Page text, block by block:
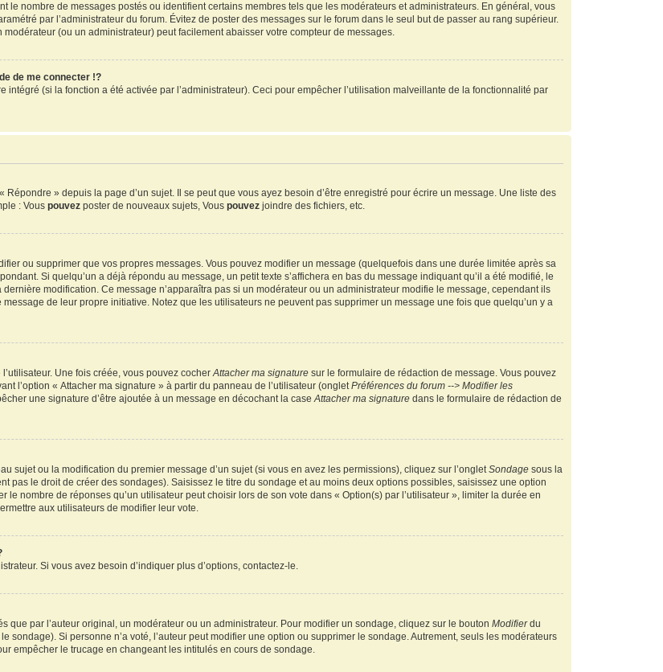
le nombre de messages postés ou identifient certains membres tels que les modérateurs et administrateurs. En général, vous
par l’administrateur du forum. Évitez de poster des messages sur le forum dans le seul but de passer au rang supérieur.
(ou un administrateur) peut facilement abaisser votre compteur de messages.
de me connecter !?
intégré (si la fonction a été activée par l’administrateur). Ceci pour empêcher l’utilisation malveillante de la fonctionnalité par
» depuis la page d’un sujet. Il se peut que vous ayez besoin d’être enregistré pour écrire un message. Une liste des
: Vouspouvez poster de nouveaux sujets, Vouspouvez joindre des fichiers, etc.
ou supprimer que vos propres messages. Vous pouvez modifier un message (quelquefois dans une durée limitée après sa
Si quelqu’un a déjà répondu au message, un petit texte s’affichera en bas du message indiquant qu’il a été modifié, le
modification. Ce message n’apparaîtra pas si un modérateur ou un administrateur modifie le message, cependant ils
de leur propre initiative. Notez que les utilisateurs ne peuvent pas supprimer un message une fois que quelqu’un y a
Une fois créée, vous pouvez cocherAttacher ma signature sur le formulaire de rédaction de message. Vous pouvez
l’option « Attacher ma signature » à partir du panneau de l’utilisateur (ongletPréférences du forum --> Modifier les
une signature d’être ajoutée à un message en décochant la caseAttacher ma signature dans le formulaire de rédaction de
sujet ou la modification du premier message d’un sujet (si vous en avez les permissions), cliquez sur l’ongletSondage sous la
pas le droit de créer des sondages). Saisissez le titre du sondage et au moins deux options possibles, saisissez une option
nombre de réponses qu’un utilisateur peut choisir lors de son vote dans « Option(s) par l’utilisateur », limiter la durée en
aux utilisateurs de modifier leur vote.
Si vous avez besoin d’indiquer plus d’options, contactez-le.
que par l’auteur original, un modérateur ou un administrateur. Pour modifier un sondage, cliquez sur le boutonModifierdu
sondage). Si personne n’a voté, l’auteur peut modifier une option ou supprimer le sondage. Autrement, seuls les modérateurs
empêcher le trucage en changeant les intitulés en cours de sondage.